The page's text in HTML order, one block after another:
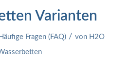
Varianten
Häufige Fragen (FAQ) / von H2O